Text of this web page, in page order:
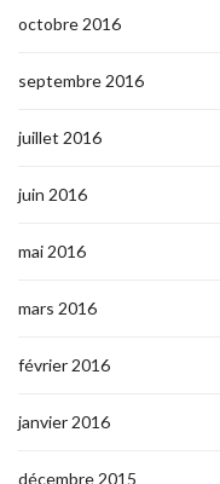
octobre 2016
septembre 2016
juillet 2016
juin 2016
mai 2016
mars 2016
février 2016
janvier 2016
décembre 2015